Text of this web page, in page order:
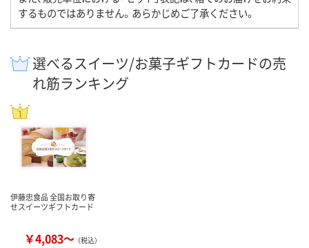
するものではありません。あらかじめご了承ください。
選べるスイーツ/お菓子ギフトカードの売
れ筋ランキング
伊藤忠食品 全国お取り寄
せスイーツギフトカード
￥4,083～ （税込）